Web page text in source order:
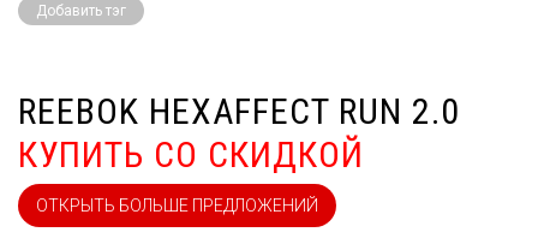
REEBOK HEXAFFECT RUN 2.0
КУПИТЬ СО СКИДКОЙ
ОТКРЫТЬ БОЛЬШЕ ПРЕДЛОЖЕНИЙ
Добавить тэг